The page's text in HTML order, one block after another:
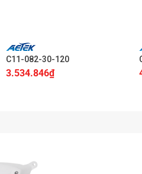
C11-082-30-120
3.534.846₫